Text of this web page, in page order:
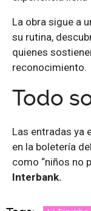
La obra sigue a
su rutina,
quienes
reconocimiento.
Todo
Las entradas ya
en la boletería
como “niños no
Interbank.